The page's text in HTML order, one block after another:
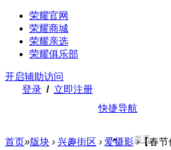
荣耀官网
荣耀商城
荣耀亲选
荣耀俱乐部
开启辅助访问
登录 / 立即注册
快捷导航
首页
首页»版块 › 兴趣街区 › 爱摄影 ›【春节